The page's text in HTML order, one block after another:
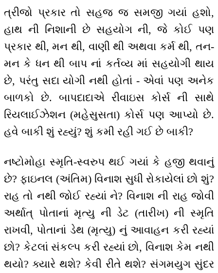
ત્રીજો પ્રકાર તો સહજ જ સમજી ગયાં હશો,
હાથ ની નિશાની છે સહયોગ ની, જે કોઈ પણ
પ્રકાર થી, મન થી, વાણી થી અથવા કર્મ થી, તન-
મન કે ધન થી બાપ નાં કર્તવ્ય માં સહયોગી થાય
છે, પરંતુ સદા યોગી નથી હોતાં - એવાં પણ અનેક
બાળકો છે. બાપદાદાએ રીવાઇસ કોર્સ ની સાથે
રિયલાઈઝેશન (મહેસુસતા) કોર્સ પણ આપ્યો છે.
હવે બાકી શું રહ્યું? શું કમી રહી ગઈ છે બાકી?
નષ્ટોમોહા સ્મૃતિ-સ્વરુપ થઈ ગયાં કે હજી થવાનું
છે? ફાઇનલ (અંતિમ) વિનાશ સુધી રોકાયેલાં છો શું?
રાહ તો નથી જોઈ રહ્યાં ને? વિનાશ ની રાહ જોવી
અર્થાત્ પોતાનાં મૃત્યુ ની ડેટ (તારીખ) ની સ્મૃતિ
રાખવી, પોતાનાં ડેથ (મૃત્યુ) નું આવાહન કરી રહ્યાં
છો? કેટલાં સંકલ્પ કરી રહ્યાં છો, વિનાશ કેમ નથી
થયો? ક્યારે થશે? કેવી રીતે થશે? સંગમયુગ સુંદર